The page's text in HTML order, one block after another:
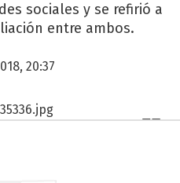
sociales y se refirió a
entre ambos.
20:37